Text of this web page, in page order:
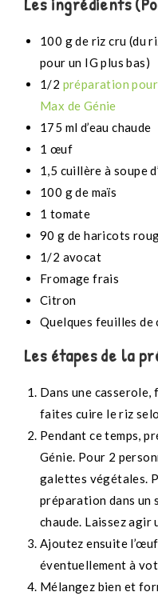
100 g de riz cru (du
pour un IG plus bas)
1/2 préparation
Max de Génie
175 ml d’eau chaude
1 œuf
1,5 cuillère à soupe
100 g de maïs
1 tomate
90 g de haricots
1/2 avocat
Fromage frais
Citron
Quelques feuilles de
Les étapes de la
Dans une casserole,
faites cuire le riz
Pendant ce temps,
Génie. Pour 2
galettes végétales.
préparation dans un
chaude. Laissez agir
Ajoutez ensuite
éventuellement à
Mélangez bien et